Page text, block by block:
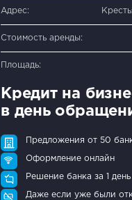
Адрес:
Стоимость аренды:
Площадь:
Кредит на
в день
Предложения от 50
Оформление онлайн
Решение банка за 1 день
Даже если уже были